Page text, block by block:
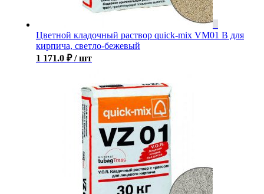
Цветной кладочный раствор quick-mix VM01 B для
кирпича, светло-бежевый
1 171.0 ₽ / шт